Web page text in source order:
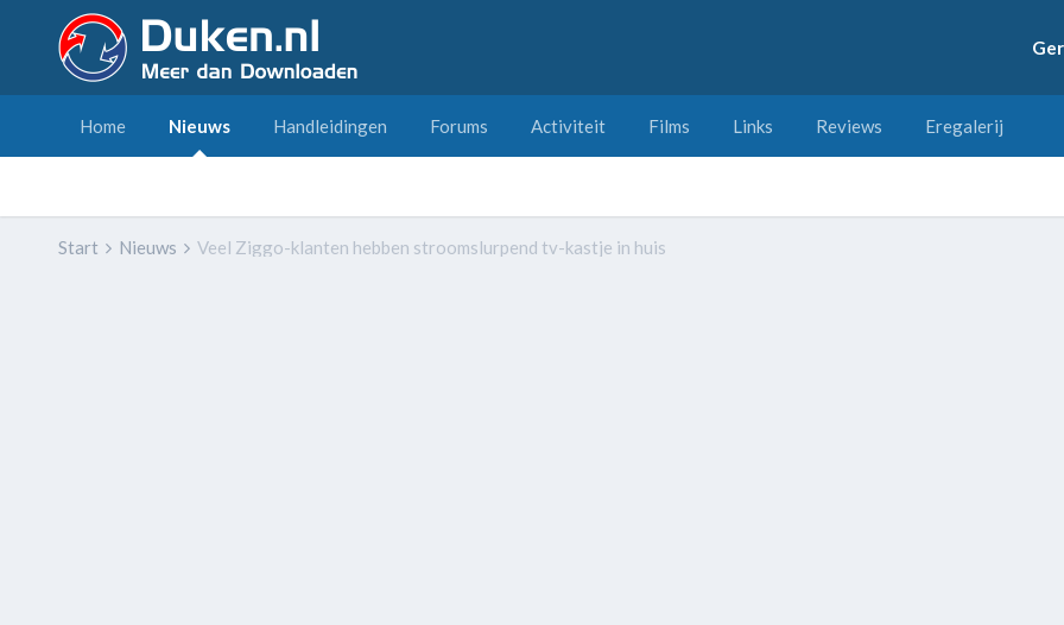
Home Nieuws Handleidingen Forums Activiteit Films Links Reviews Eregalerij
Start Nieuws Veel Ziggo-klanten hebben stroomslurpend tv-kastje in huis